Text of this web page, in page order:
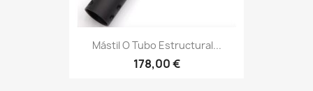
Mástil O Tubo Estructural...
178,00 €